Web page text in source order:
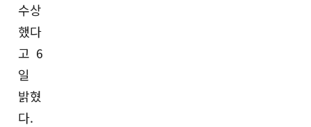
수상
했다
고 6
일
밝혔
다.